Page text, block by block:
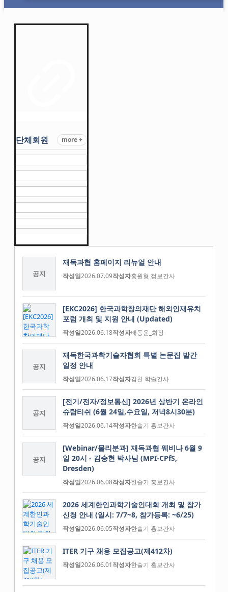
단체회원 more +
공지
재독과협 홈페이지 리뉴얼 안내
작성일2026.07.09작성자홍원형 정보간사
[EKC2026] 한국과학창의재단 해외인재유치
포럼 개최 및 지원 안내 (Updated)
작성일2026.06.18작성자배동운_회장
공지
재독한국과학기술자협회 특별 논문집 발간
일정 안내
작성일2026.06.17작성자김찬 학술간사
공지
[전기/전자/정보통신] 2026년 상반기 온라인
슈탐티쉬 (6월 24일,수요일, 저녁8시30분)
작성일2026.06.14작성자한슬기 홍보간사
공지
[Webinar/물리분과] 재독과협 웨비나 6월 9
일 20시 - 김승현 박사님 (MPI-CPfS,
Dresden)
작성일2026.06.08작성자한슬기 홍보간사
2026 세계한인과학기술인대회 개최 및 참가
신청 안내 (일시: 7/7~8, 참가등록: ~6/25)
작성일2026.06.05작성자한슬기 홍보간사
ITER 기구 채용 모집공고(제412차)
작성일2026.06.01작성자한슬기 홍보간사